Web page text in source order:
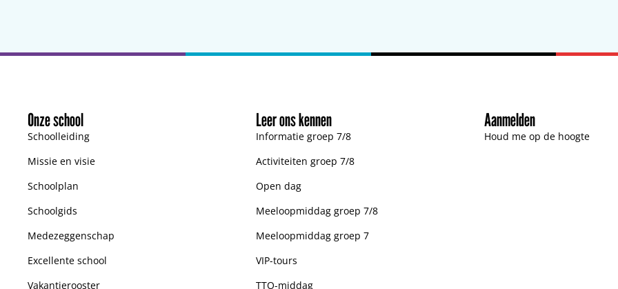
Onze school
Schoolleiding
Missie en visie
Schoolplan
Schoolgids
Medezeggenschap
Excellente school
Vakantierooster
Leer ons kennen
Informatie groep 7/8
Activiteiten groep 7/8
Open dag
Meeloopmiddag groep 7/8
Meeloopmiddag groep 7
VIP-tours
TTO-middag
Aanmelden
Houd me op de hoogte